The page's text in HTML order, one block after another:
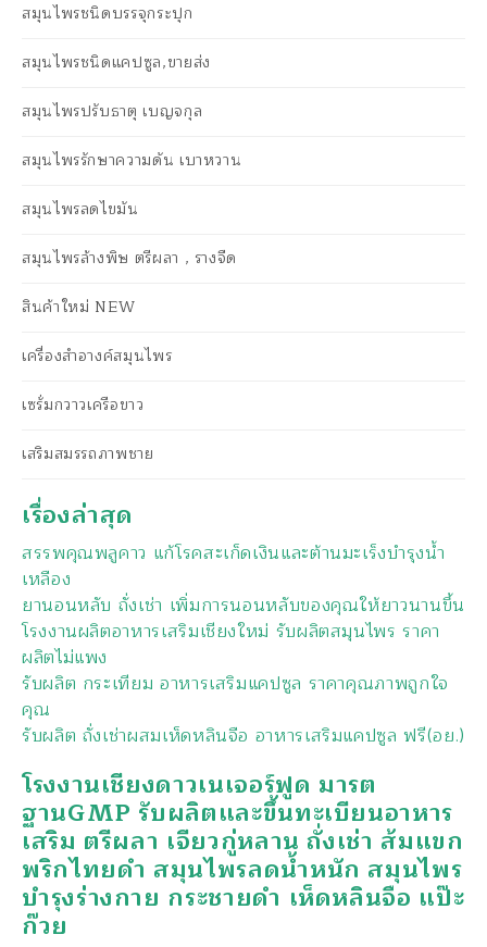
สมุนไพรชนิดบรรจุกระปุก
สมุนไพรชนิดแคปซูล,ขายส่ง
สมุนไพรปรับธาตุ เบญจกุล
สมุนไพรรักษาความดัน เบาหวาน
สมุนไพรลดไขมัน
สมุนไพรล้างพิษ ตรีผลา , รางจืด
สินค้าใหม่ NEW
เครื่องสำอางค์สมุนไพร
เซรั่มกวาวเครือขาว
เสริมสมรรถภาพชาย
เรื่องล่าสุด
สรรพคุณพลูคาว แก้โรคสะเก็ดเงินและต้านมะเร็งบำรุงน้ำ
เหลือง
ยานอนหลับ ถั่งเช่า เพิ่มการนอนหลับของคุณให้ยาวนานขึ้น
โรงงานผลิตอาหารเสริมเชียงใหม่ รับผลิตสมุนไพร ราคา
ผลิตไม่แพง
รับผลิต กระเทียม อาหารเสริมแคปซูล ราคาคุณภาพถูกใจ
คุณ
รับผลิต ถั่งเช่าผสมเห็ดหลินจือ อาหารเสริมแคปซูล ฟรี(อย.)
โรงงานเชียงดาวเนเจอร์ฟูด มารต
ฐานGMP รับผลิตและขึ้นทะเบียนอาหาร
เสริม ตรีผลา เจียวกู่หลาน ถั่งเช่า ส้มแขก
พริกไทยดำ สมุนไพรลดน้ำหนัก สมุนไพร
บำรุงร่างกาย กระชายดำ เห็ดหลินจือ แป๊ะ
ก๊วย